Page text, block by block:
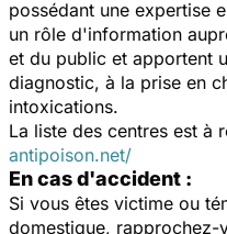
possédant une expertise
un rôle d'information
et du public et apportent
diagnostic, à la prise en
intoxications.
La liste des centres est à
antipoison.net/
En cas d'accident :
Si vous êtes victime ou
domestique, rapprochez-